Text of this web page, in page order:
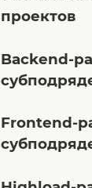
проектов
Backend-
Frontend-